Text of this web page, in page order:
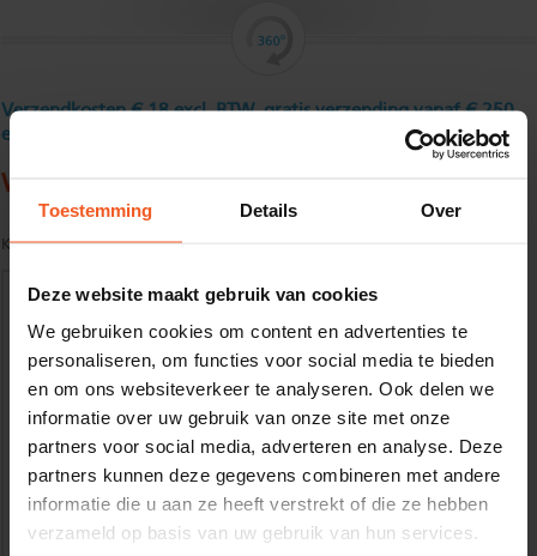
Toestemming Details Over
Deze website maakt gebruik van cookies
We gebruiken cookies om content en advertenties te
personaliseren, om functies voor social media te bieden
en om ons websiteverkeer te analyseren. Ook delen we
informatie over uw gebruik van onze site met onze
partners voor social media, adverteren en analyse. Deze
partners kunnen deze gegevens combineren met andere
informatie die u aan ze heeft verstrekt of die ze hebben
verzameld op basis van uw gebruik van hun services.
Verzendkosten € 18 excl. BTW, gratis verzending vanaf € 250
excl. BTW
Warmgewalst platstaal 40 x 8 mm
Kwaliteit: S235JR volgens EN10025
Gewenste
lengtemaat in
(max. 2000 mm)
+/- 2 mm lengtetolerantie
Materiaalkosten